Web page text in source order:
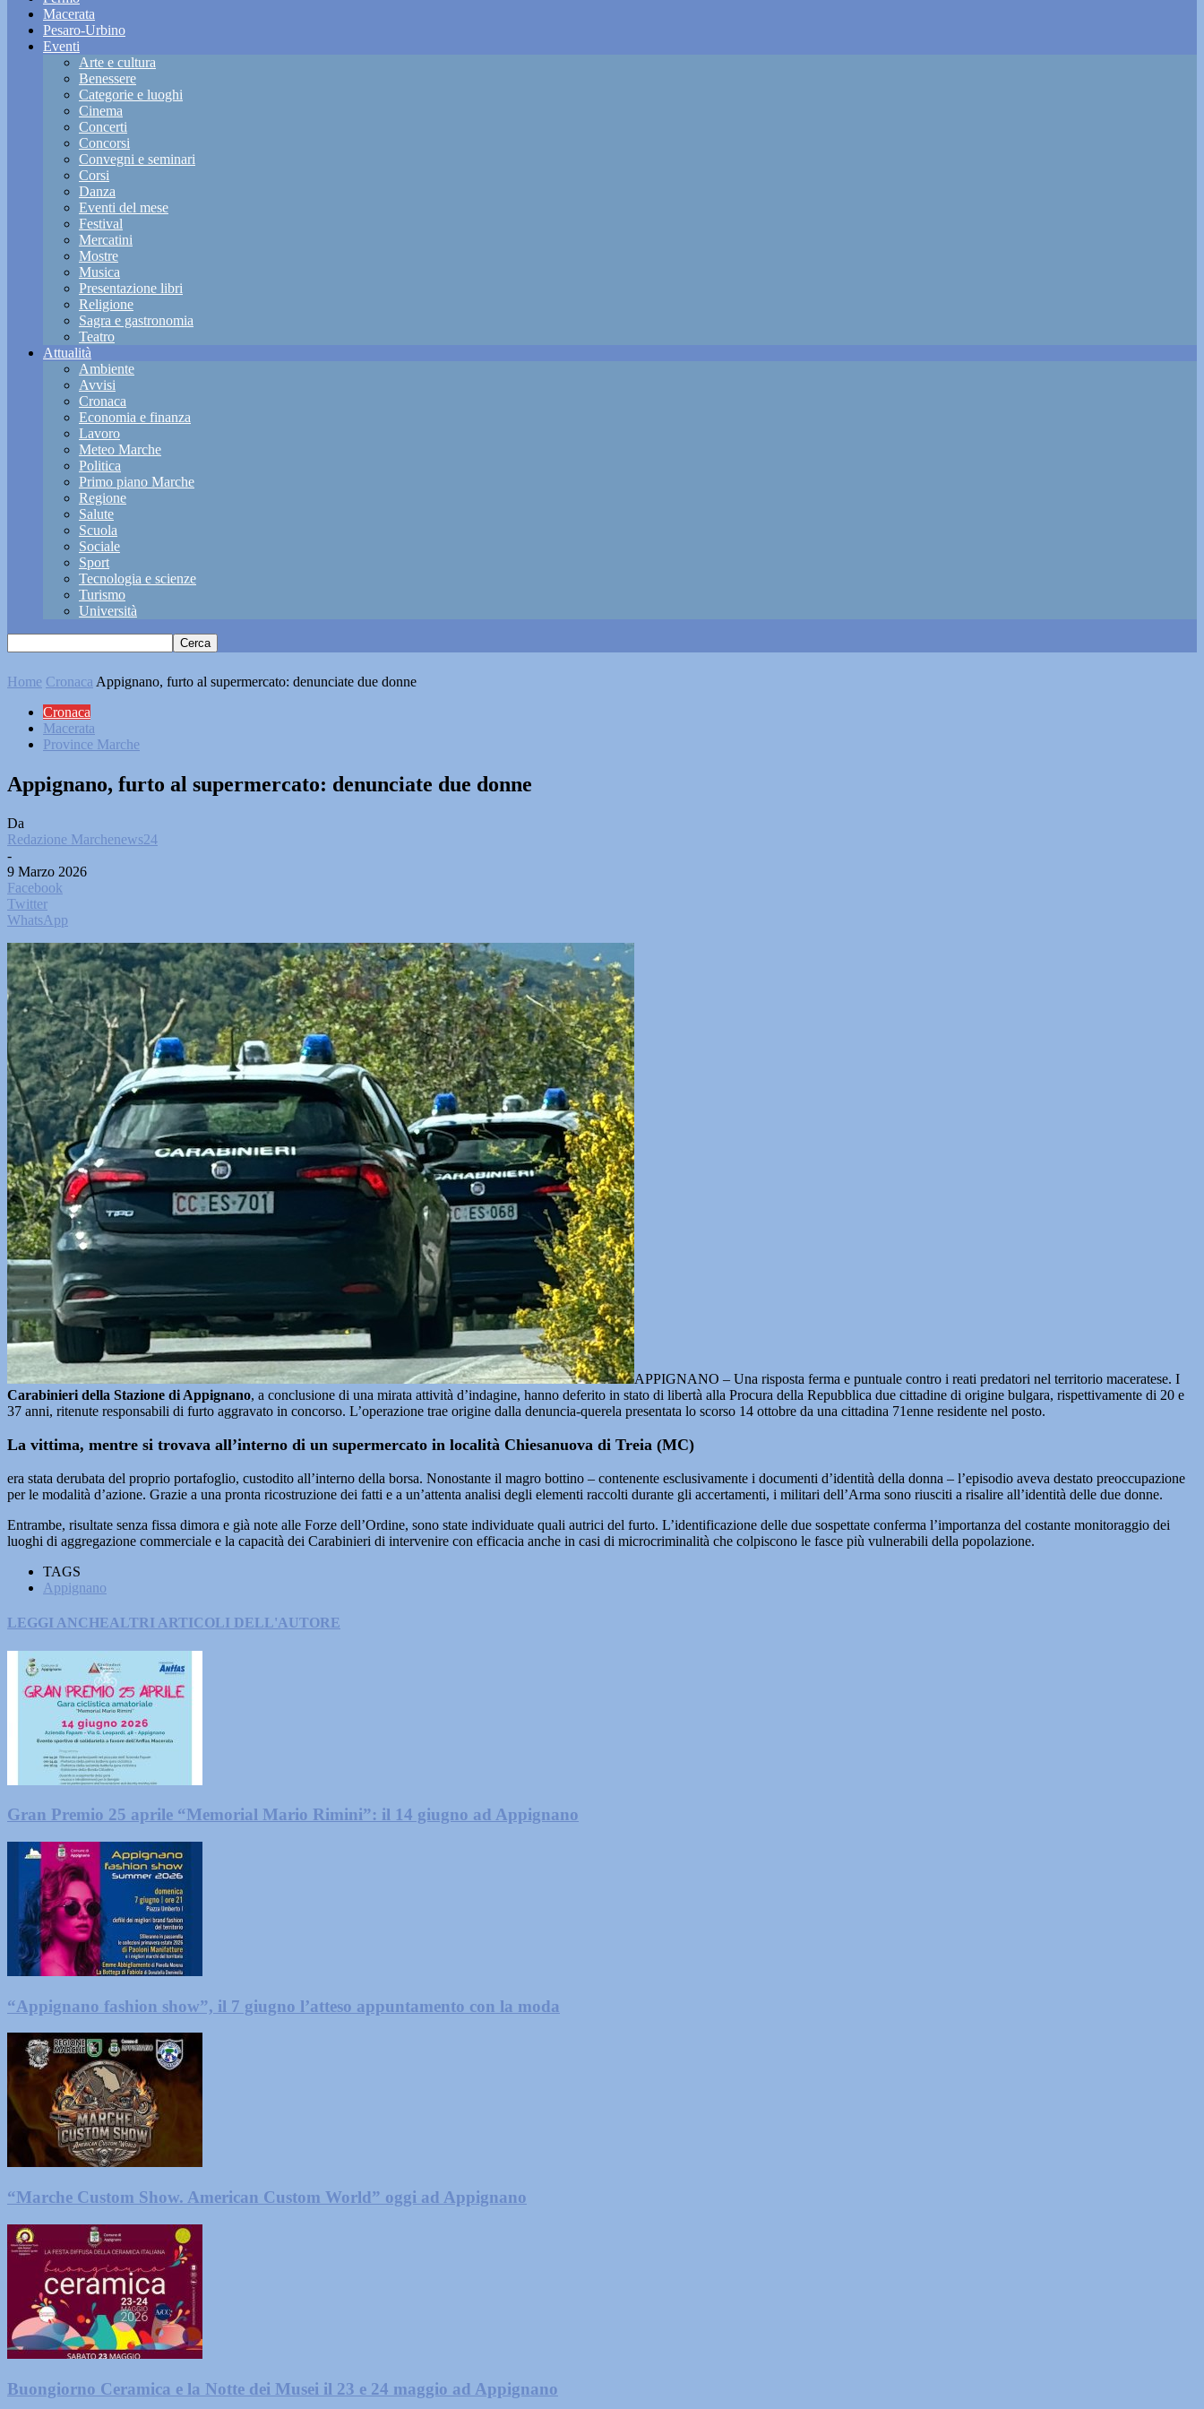
Macerata
Pesaro-Urbino
Eventi
Arte e cultura
Benessere
Categorie e luoghi
Cinema
Concerti
Concorsi
Convegni e seminari
Corsi
Danza
Eventi del mese
Festival
Mercatini
Mostre
Musica
Presentazione libri
Religione
Sagra e gastronomia
Teatro
Attualità
Ambiente
Avvisi
Cronaca
Economia e finanza
Lavoro
Meteo Marche
Politica
Primo piano Marche
Regione
Salute
Scuola
Sociale
Sport
Tecnologia e scienze
Turismo
Università
Home Cronaca Appignano, furto al supermercato: denunciate due donne
Cronaca
Macerata
Province Marche
Appignano, furto al supermercato: denunciate due donne
Da
Redazione Marchenews24
-
9 Marzo 2026
Facebook
Twitter
WhatsApp
APPIGNANO – Una risposta ferma e puntuale contro i reati predatori nel territorio maceratese. I
Carabinieri della Stazione di Appignano, a conclusione di una mirata attività d’indagine, hanno deferito in stato di libertà alla Procura della Repubblica due cittadine di origine bulgara, rispettivamente di 20 e
37 anni, ritenute responsabili di furto aggravato in concorso. L’operazione trae origine dalla denuncia-querela presentata lo scorso 14 ottobre da una cittadina 71enne residente nel posto.
La vittima, mentre si trovava all’interno di un supermercato in località Chiesanuova di Treia (MC)
era stata derubata del proprio portafoglio, custodito all’interno della borsa. Nonostante il magro bottino – contenente esclusivamente i documenti d’identità della donna – l’episodio aveva destato preoccupazione
per le modalità d’azione. Grazie a una pronta ricostruzione dei fatti e a un’attenta analisi degli elementi raccolti durante gli accertamenti, i militari dell’Arma sono riusciti a risalire all’identità delle due donne.
Entrambe, risultate senza fissa dimora e già note alle Forze dell’Ordine, sono state individuate quali autrici del furto. L’identificazione delle due sospettate conferma l’importanza del costante monitoraggio dei
luoghi di aggregazione commerciale e la capacità dei Carabinieri di intervenire con efficacia anche in casi di microcriminalità che colpiscono le fasce più vulnerabili della popolazione.
TAGS
Appignano
LEGGI ANCHEALTRI ARTICOLI DELL'AUTORE
Gran Premio 25 aprile “Memorial Mario Rimini”: il 14 giugno ad Appignano
“Appignano fashion show”, il 7 giugno l’atteso appuntamento con la moda
“Marche Custom Show. American Custom World” oggi ad Appignano
Buongiorno Ceramica e la Notte dei Musei il 23 e 24 maggio ad Appignano